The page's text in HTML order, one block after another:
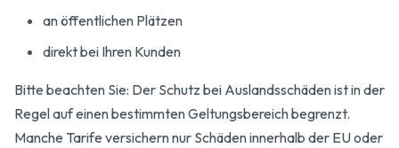
an öffentlichen Plätzen
direkt bei Ihren Kunden
Bitte beachten Sie: Der Schutz bei Auslandsschäden ist in der
Regel auf einen bestimmten Geltungsbereich begrenzt.
Manche Tarife versichern nur Schäden innerhalb der EU oder